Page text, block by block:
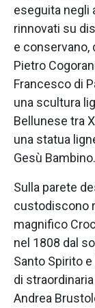
eseguita negli
rinnovati su
e conservano,
Pietro
Francesco di
una scultura
Bellunese tra
una statua
Gesù Bambino.
Sulla parete
custodiscono
magnifico
nel 1808 dal
Santo Spirito
di
Andrea